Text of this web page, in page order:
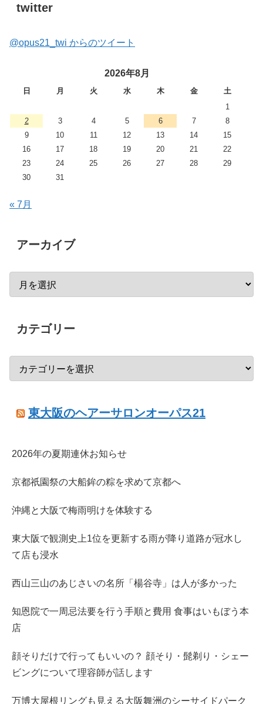
twitter
@opus21_twi からのツイート
2026年8月
日 月 火 水 木 金
土
1
2
3 4 5 6 7
8
9
10 11 12 13 14
15
16
17 18 19 20 21
22
23
24 25 26 27 28
29
30
31
« 7月
アーカイブ
カテゴリー
東大阪のヘアーサロンオーパス21
2026年の夏期連休お知らせ
京都祇園祭の大船鉾の粽を求めて京都へ
沖縄と大阪で梅雨明けを体験する
東大阪で観測史上1位を更新する雨が降り道路が冠水し
て店も浸水
西山三山のあじさいの名所「楊谷寺」は人が多かった
知恩院で一周忌法要を行う手順と費用 食事はいもぼう本
店
顔そりだけで行ってもいいの？ 顔そり・髭剃り・シェー
ビングについて理容師が話します
万博大屋根リングも見える大阪舞洲のシーサイドパーク